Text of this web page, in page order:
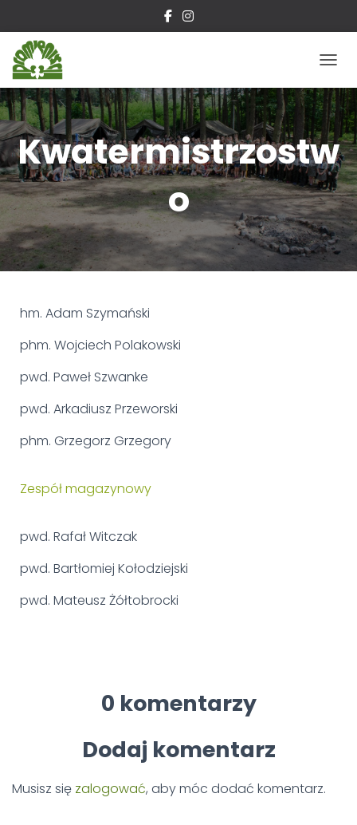
R
Z
E
Ł
Ą
C
Z
N
A
W
I
G
A
Kwatermistrzostw
o
hm. Adam Szymański
phm. Wojciech Polakowski
pwd. Paweł Szwanke
pwd. Arkadiusz Przeworski
phm. Grzegorz Grzegory
Zespół magazynowy
pwd. Rafał Witczak
pwd. Bartłomiej Kołodziejski
pwd. Mateusz Żółtobrocki
0 komentarzy
Dodaj komentarz
Musisz się zalogować, aby móc dodać komentarz.